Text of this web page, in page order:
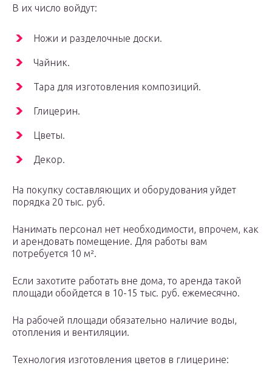
В их число войдут:
Ножи и разделочные доски.
Чайник.
Тара для изготовления композиций.
Глицерин.
Цветы.
Декор.
На покупку составляющих и оборудования уйдет
порядка 20 тыс. руб.
Нанимать персонал нет необходимости, впрочем, как
и арендовать помещение. Для работы вам
потребуется 10 м².
Если захотите работать вне дома, то аренда такой
площади обойдется в 10-15 тыс. руб. ежемесячно.
На рабочей площади обязательно наличие воды,
отопления и вентиляции.
Технология изготовления цветов в глицерине: